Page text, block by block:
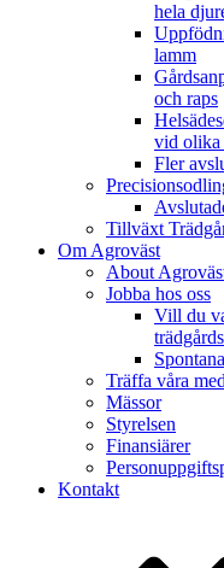
hela
lamm
och raps
vid olika
Fler
Tillväxt
Om Agroväst
About
Jobba hos oss
Vill du
Träffa våra
Mässor
Styrelsen
Finansiärer
Kontakt